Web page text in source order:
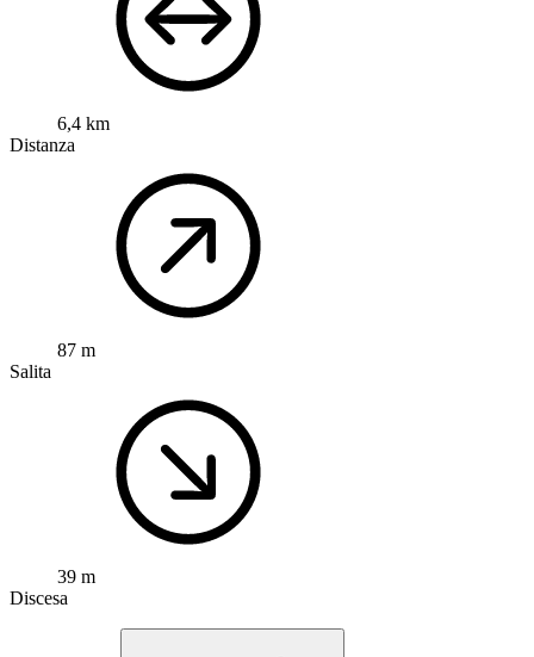
6,4 km
Distanza
87 m
Salita
39 m
Discesa